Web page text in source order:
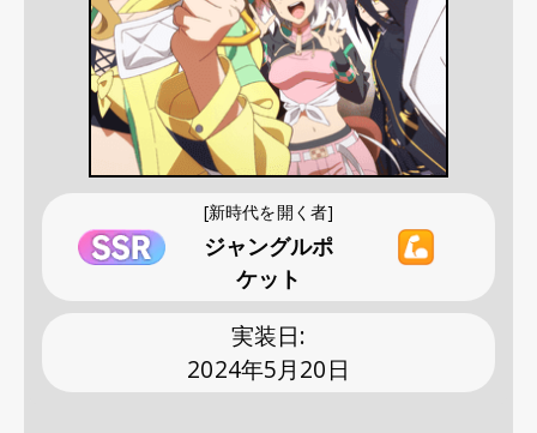
[新時代を開く者]
ジャングルポ
ケット
実装日:
2024年5月20日